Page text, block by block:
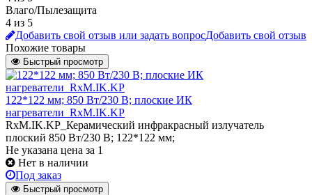
Влаго/Пылезащита
4 из 5
Добавить свой отзыв или задать вопросДобавить свой отзыв
Похожие товары
Быстрый просмотр
122*122 мм; 850 Вт/230 В; плоские ИК
нагреватели_RxM.IK.KP
RxM.IK.KP_Керамический инфракрасный излучатель
плоский 850 Вт/230 В; 122*122 мм;
Не указана цена за 1
Нет в наличии
Под заказ
Быстрый просмотр